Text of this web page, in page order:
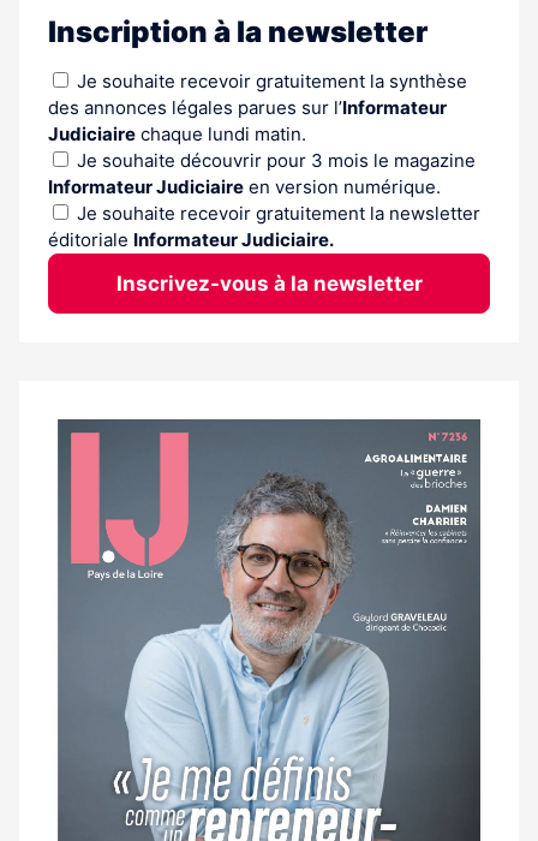
Inscription à la newsletter
Je souhaite recevoir gratuitement la synthèse
des annonces légales parues sur l’Informateur
Judiciaire chaque lundi matin.
Je souhaite découvrir pour 3 mois le magazine
Informateur Judiciaire en version numérique.
Je souhaite recevoir gratuitement la newsletter
éditoriale Informateur Judiciaire.
Inscrivez-vous à la newsletter
Notre
magazine